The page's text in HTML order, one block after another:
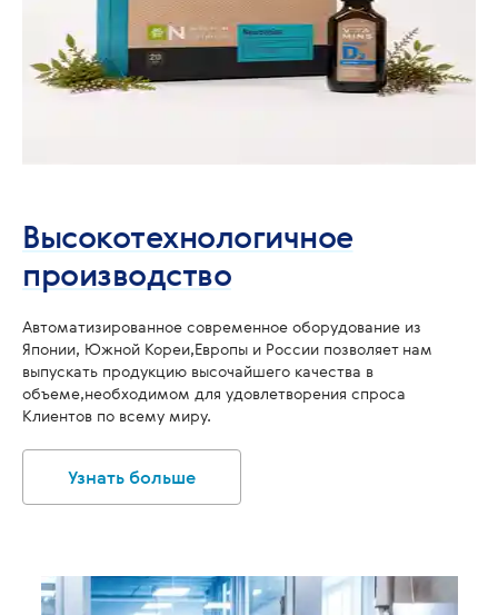
Высокотехнологичное
производство
Автоматизированное современное оборудование из
Японии, Южной Кореи,Европы и России позволяет нам
выпускать продукцию высочайшего качества в
объеме,необходимом для удовлетворения спроса
Клиентов по всему миру.
Узнать больше